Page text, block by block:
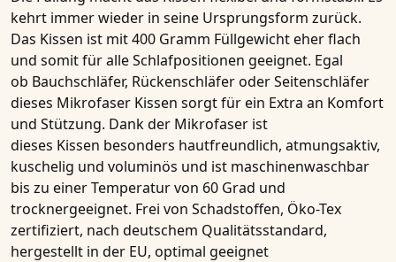
kehrt immer wieder in seine Ursprungsform zurück.
Das Kissen ist mit400 Gramm Füllgewichteher flach
und somit für alle Schlafpositionen geeignet. Egal
ob Bauchschläfer, Rückenschläfer oder Seitenschläfer
dieses Mikrofaser Kissen sorgt für ein Extra an Komfort
und Stützung. Dank der Mikrofaser ist
dieses Kissen besonders hautfreundlich, atmungsaktiv,
kuschelig und voluminös und ist maschinenwaschbar
bis zu einer Temperatur von 60 Grad und
trocknergeeignet. Frei von Schadstoffen, Öko-Tex
zertifiziert, nach deutschem Qualitätsstandard,
hergestellt in der EU, optimal geeignet